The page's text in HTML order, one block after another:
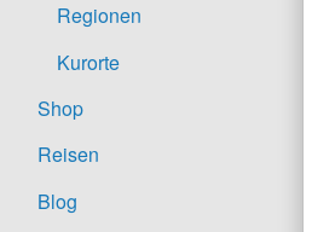
Regionen
Kurorte
Shop
Reisen
Blog